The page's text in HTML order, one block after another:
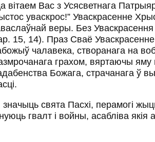
вітаем Вас з Усясветнага
уваскрос!” Уваскрасенне
веры. Без
15, 14). Праз Сваё
чалавека, створанага на
грахом, вяртаючы
Божага, страчанага ў
свята Пасхі, перамогі
гвалт і войны, асабліва